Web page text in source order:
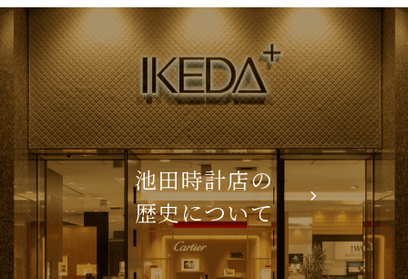
池田時計店の
歴史について